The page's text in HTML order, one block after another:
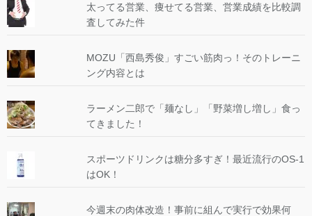
太ってる営業、痩せてる営業、営業成績を比較調
査してみた件
MOZU「西島秀俊」すごい筋肉っ！そのトレーニ
ング内容とは
ラーメン二郎で「麺なし」「野菜増し増し」食っ
てきました！
スポーツドリンクは糖分多すぎ！最近流行のOS-1
はOK！
今週末の肉体改造！事前に組んで実行で効果何